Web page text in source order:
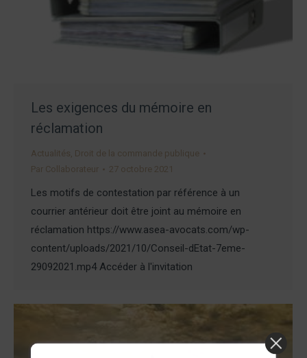
Les exigences du mémoire en
réclamation
Actualités, Droit de la commande publique
Par Collaborateur 27 octobre 2021
Les motifs de contestation par référence à un
courrier antérieur doit être joint au mémoire en
réclamation https://www.asea-avocats.com/wp-
content/uploads/2021/10/Conseil-dEtat-7eme-
29092021.mp4 Accéder à l'invitation